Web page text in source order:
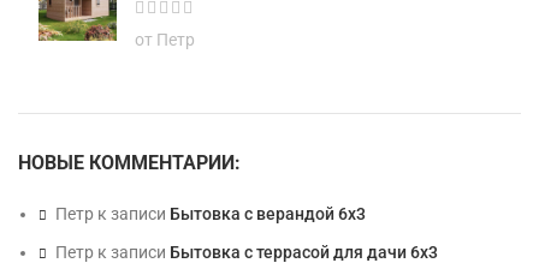
от Петр
НОВЫЕ КОММЕНТАРИИ:
Петр к записи Бытовка с верандой 6х3
Петр к записи Бытовка с террасой для дачи 6х3